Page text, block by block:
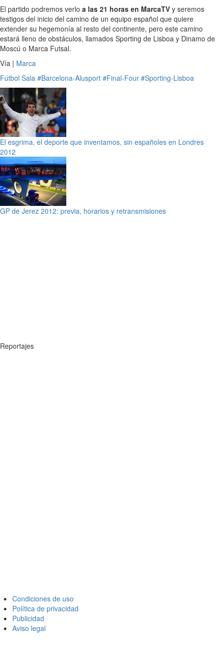
El partido podremos verlo a las 21 horas en MarcaTV y seremos
testigos del inicio del camino de un equipo español que quiere
extender su hegemonía al resto del continente, pero este camino
estará lleno de obstáculos, llamados Sporting de Lisboa y Dinamo de
Moscú o Marca Futsal.
Vía | Marca
Fútbol Sala #Barcelona-Alusport #Final-Four #Sporting-Lisboa
El esgrima, el deporte que inventamos, sin españoles en Londres
2012
GP de Jerez 2012: previa, horarios y retransmisiones
Reportajes
Condiciones de uso
Política de privacidad
Publicidad
Aviso legal